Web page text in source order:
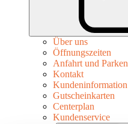
Über uns
Öffnungszeiten
Anfahrt und Parken
Kontakt
Kundeninformation
Gutscheinkarten
Centerplan
Kundenservice